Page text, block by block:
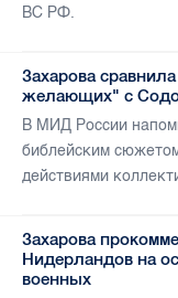
ВС РФ.
Захарова
желающих" с
В МИД России
библейским
действиями
Захарова
Нидерландов на
военных